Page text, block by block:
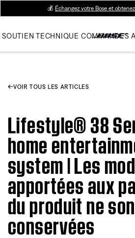
💰 Échangez votre Bose et
SOUTIEN TECHNIQUE COMMANDES
VOIR TOUS LES ARTICLES
Lifestyle® 38
home
system | Les
apportées aux
du produit ne
conservées